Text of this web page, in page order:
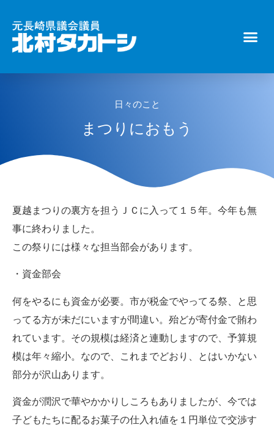
日々のこと
まつりにおもう
夏越まつりの裏方を担うＪＣに入って１５年。今年も無
事に終わりました。
この祭りには様々な担当部会があります。
・資金部会
何をやるにも資金が必要。市が税金でやってる祭、と思
ってる方が未だにいますが間違い。殆どが寄付金で賄わ
れています。その規模は経済と連動しますので、予算規
模は年々縮小。なので、これまでどおり、とはいかない
部分が沢山あります。
資金が潤沢で華やかかりしころもありましたが、今では
子どもたちに配るお菓子の仕入れ値を１円単位で交渉す